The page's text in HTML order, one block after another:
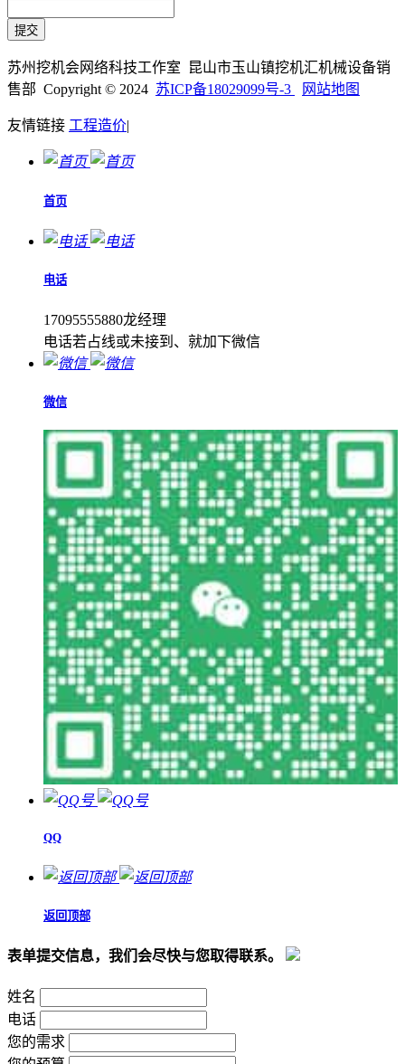
苏州挖机会网络科技工作室 昆山市玉山镇挖机汇机械设备销
售部 Copyright © 2024 苏ICP备18029099号-3 网站地图
友情链接 工程造价|
首页
电话
17095555880龙经理
电话若占线或未接到、就加下微信
微信
QQ
返回顶部
表单提交信息，我们会尽快与您取得联系。
姓名
电话
您的需求